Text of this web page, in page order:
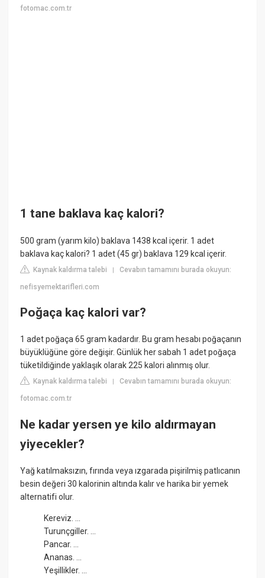
fotomac.com.tr
1 tane baklava kaç kalori?
500 gram (yarım kilo) baklava 1438 kcal içerir. 1 adet
baklava kaç kalori? 1 adet (45 gr) baklava 129 kcal içerir.
Kaynak kaldırma talebi |Cevabın tamamını burada okuyun:
nefisyemektarifleri.com
Poğaça kaç kalori var?
1 adet poğaça 65 gram kadardır. Bu gram hesabı poğaçanın
büyüklüğüne göre değişir. Günlük her sabah 1 adet poğaça
tüketildiğinde yaklaşık olarak 225 kalori alınmış olur.
Kaynak kaldırma talebi |Cevabın tamamını burada okuyun:
fotomac.com.tr
Ne kadar yersen ye kilo aldırmayan
yiyecekler?
Yağ katılmaksızın, fırında veya ızgarada pişirilmiş patlıcanın
besin değeri 30 kalorinin altında kalır ve harika bir yemek
alternatifi olur.
Kereviz. ...
Turunçgiller. ...
Pancar. ...
Ananas. ...
Yeşillikler. ...